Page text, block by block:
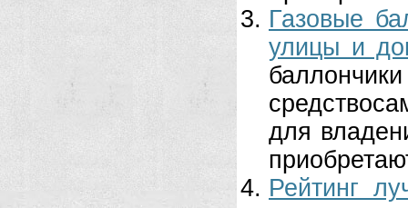
Газовые
улицы и
для
Рейтинг